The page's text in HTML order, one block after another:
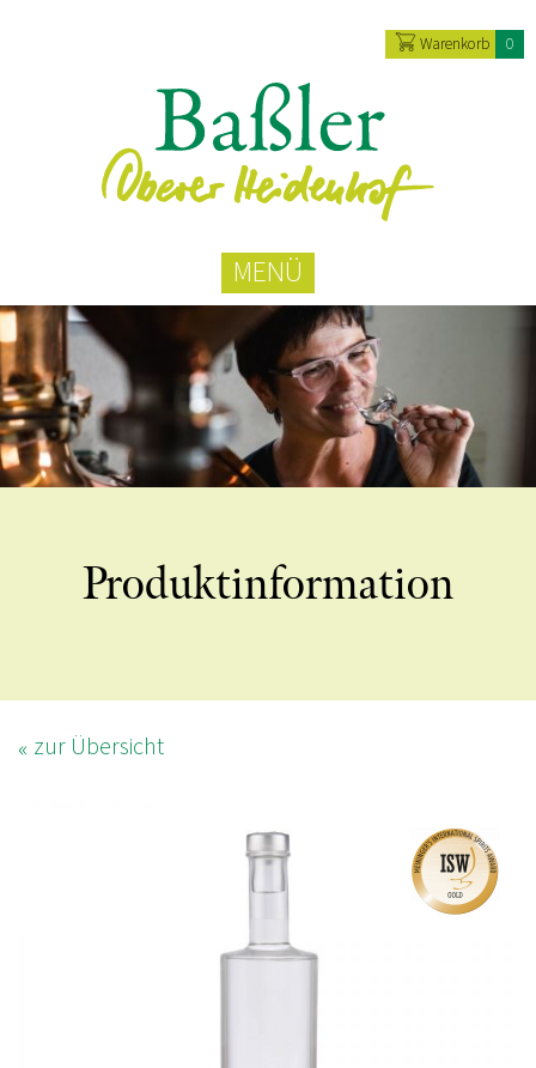
Warenkorb 0
MENÜ
Produktinformation
zur Übersicht